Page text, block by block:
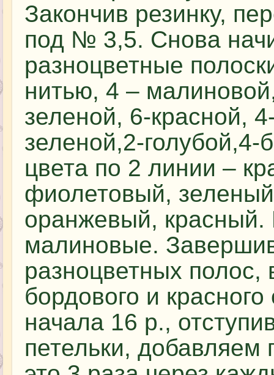
Закончив резинку,
под № 3,5. Снова
разноцветные
нитью, 4 –
зеленой, 6-красной,
зеленой,2-голубой,4-
цвета по 2 линии –
фиолетовый,
оранжевый, красный.
малиновые.
разноцветных
бордового и
начала 16 р.,
петельки, добавляем